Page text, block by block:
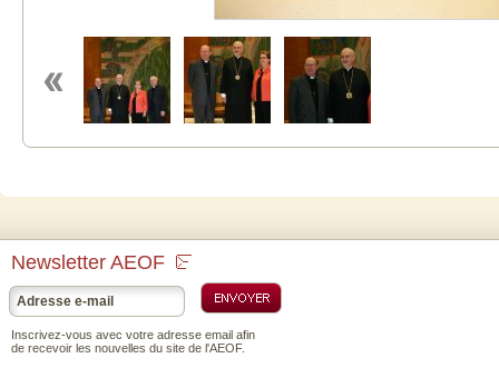
Newsletter AEOF
Inscrivez-vous avec votre adresse email afin
de recevoir les nouvelles du site de l'AEOF.